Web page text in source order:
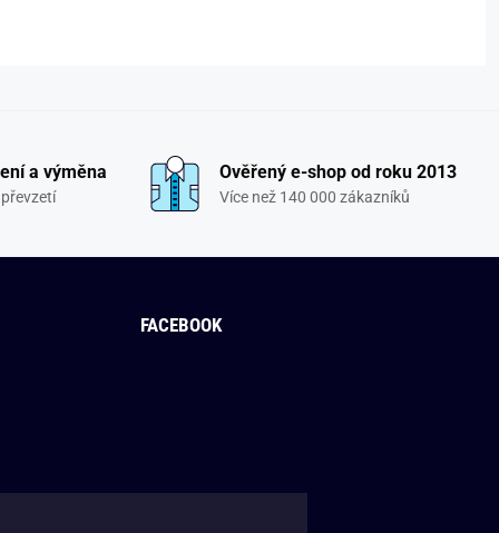
a výměna Ověřený e-shop od roku 2013
Více než 140 000 zákazníků
FACEBOOK